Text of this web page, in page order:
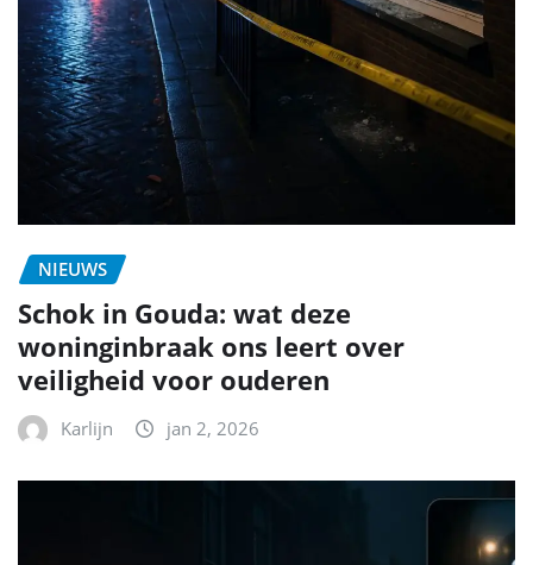
NIEUWS
Schok in Gouda: wat deze
woninginbraak ons leert over
veiligheid voor ouderen
Karlijn jan 2, 2026